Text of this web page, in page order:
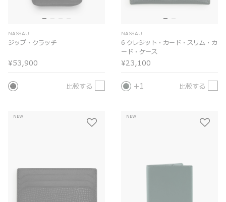
NASSAU
ジップ・クラッチ
¥53,900
比較する
NASSAU
6 クレジット・カード・スリム・カ
ード・ケース
¥23,100
1 比較する
NEW NEW